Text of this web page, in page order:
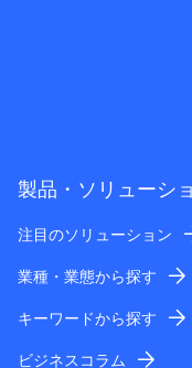
製品・ソリューシ
注目のソリューション
業種・業態から探す
キーワードから探す
ビジネスコラム